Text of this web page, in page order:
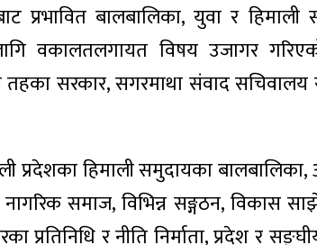
प्रभावित बालबालिका, युवा र
वकालतलगायत विषय उजागर
तहका सरकार, सगरमाथा संवाद सचिवालय
प्रदेशका हिमाली समुदायका
नागरिक समाज, विभिन्न सङ्गठन, विकास
प्रतिनिधि र नीति निर्माता, प्रदेश र